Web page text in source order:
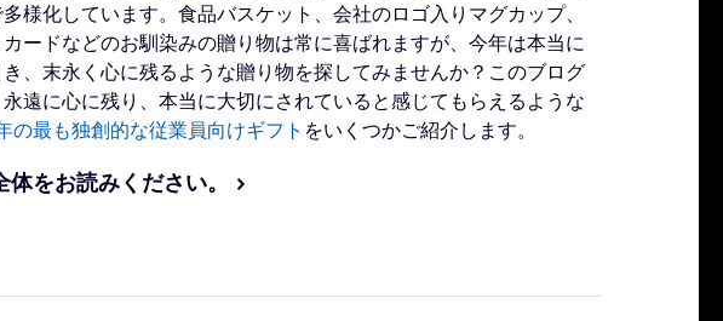
多様化しています。食品バスケット、会社のロゴ入りマグカップ、
ードなどのお馴染みの贈り物は常に喜ばれますが、今年は本当に
き、末永く心に残るような贈り物を探してみませんか？このブログ
永遠に心に残り、本当に大切にされていると感じてもらえるような
の最も独創的な従業員向けギフト をいくつかご紹介します。
体をお読みください。